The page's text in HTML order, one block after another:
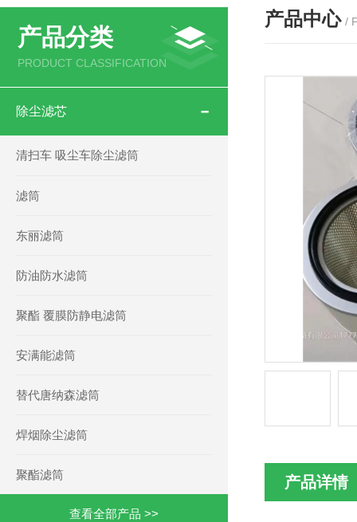
产品分类
PRODUCT CLASSIFICATION
除尘滤芯
清扫车 吸尘车除尘滤筒
滤筒
东丽滤筒
防油防水滤筒
聚酯 覆膜防静电滤筒
安满能滤筒
替代唐纳森滤筒
焊烟除尘滤筒
聚酯滤筒
查看全部产品 >>
产品中心 /
产品详情